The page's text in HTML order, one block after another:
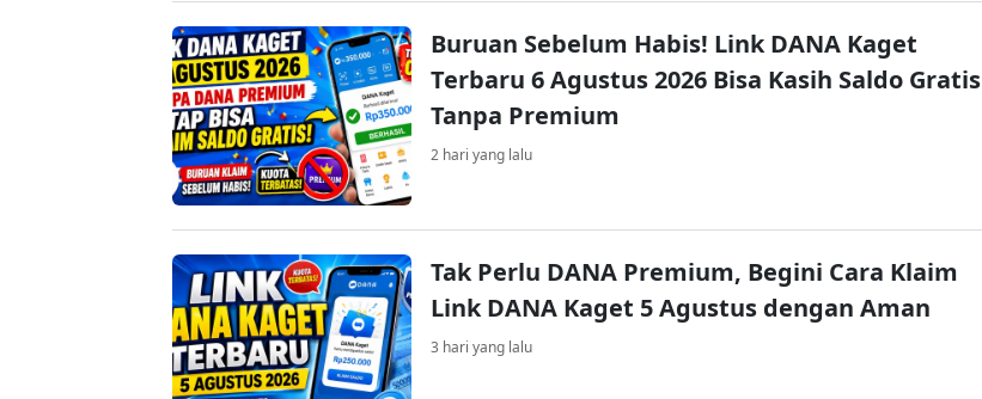
Buruan Sebelum Habis! Link DANA Kaget
Terbaru 6 Agustus 2026 Bisa Kasih Saldo Gratis
Tanpa Premium
2 hari yang lalu
Tak Perlu DANA Premium, Begini Cara Klaim
Link DANA Kaget 5 Agustus dengan Aman
3 hari yang lalu